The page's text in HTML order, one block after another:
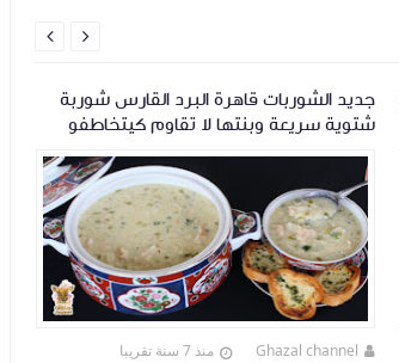
جديد الشوربات قاهرة البرد القارس شوربة
شتوية سريعة وبنتها لا تقاوم كيتخاطفو
Ghazal channel منذ 7 سنة تقريبا

